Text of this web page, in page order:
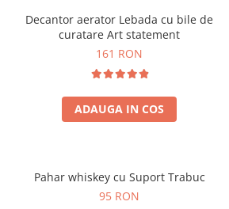
Decantor aerator Lebada cu bile de
curatare Art statement
161 RON
ADAUGA IN COS
Pahar whiskey cu Suport Trabuc
95 RON